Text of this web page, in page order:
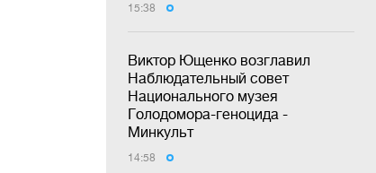
15:38
Виктор Ющенко возглавил
Наблюдательный совет
Национального музея
Голодомора-геноцида -
Минкульт
14:58